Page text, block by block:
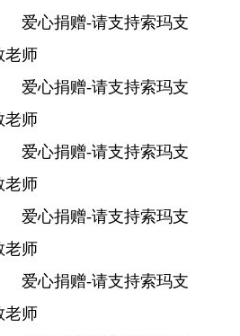
爱心捐赠-请支持索玛支
老师
爱心捐赠-请支持索玛支
老师
爱心捐赠-请支持索玛支
老师
爱心捐赠-请支持索玛支
老师
爱心捐赠-请支持索玛支
老师